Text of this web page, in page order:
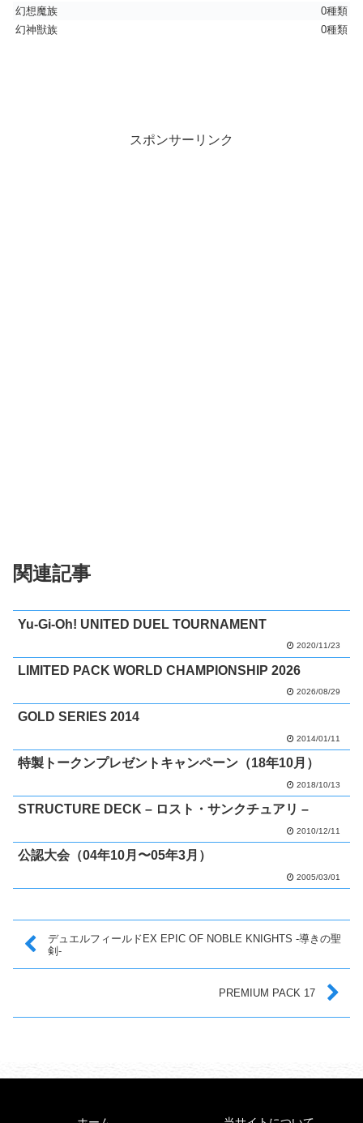
幻想魔族
0種類
幻神獣族
0種類
スポンサーリンク
関連記事
Yu-Gi-Oh! UNITED DUEL TOURNAMENT
2020/11/23
LIMITED PACK WORLD CHAMPIONSHIP 2026
2026/08/29
GOLD SERIES 2014
2014/01/11
特製トークンプレゼントキャンペーン（18年10月）
2018/10/13
STRUCTURE DECK – ロスト・サンクチュアリ –
2010/12/11
公認大会（04年10月〜05年3月）
2005/03/01
デュエルフィールドEX EPIC OF NOBLE KNIGHTS -導きの聖
剣-
PREMIUM PACK 17